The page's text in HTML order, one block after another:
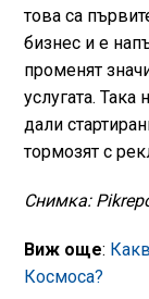
това са
бизнес и е
променят
услугата.
дали
тормозят с
Снимка:
Виж още:
Космоса?